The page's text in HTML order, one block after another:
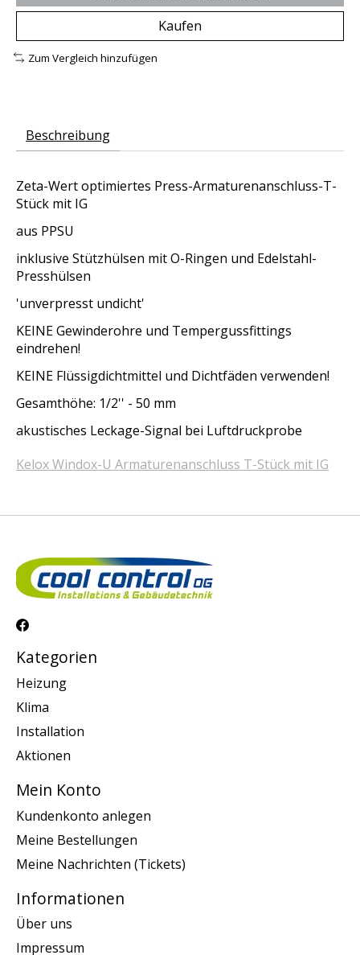
Kaufen
Zum Vergleich hinzufügen
Beschreibung
Zeta-Wert optimiertes Press-Armaturenanschluss-T-
Stück mit IG
aus PPSU
inklusive Stützhülsen mit O-Ringen und Edelstahl-
Presshülsen
'unverpresst undicht'
KEINE Gewinderohre und Tempergussfittings
eindrehen!
KEINE Flüssigdichtmittel und Dichtfäden verwenden!
Gesamthöhe: 1/2'' - 50 mm
akustisches Leckage-Signal bei Luftdruckprobe
Kelox Windox-U Armaturenanschluss T-Stück mit IG
Kategorien
Heizung
Klima
Installation
Aktionen
Mein Konto
Kundenkonto anlegen
Meine Bestellungen
Meine Nachrichten (Tickets)
Informationen
Über uns
Impressum